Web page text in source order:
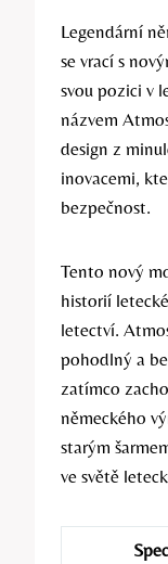
Legendární
se vrací s
svou pozici v
názvem
design z
inovacemi,
bezpečnost.
Tento nový
historií
letectví.
pohodlný a
zatímco
německého
starým
ve světě